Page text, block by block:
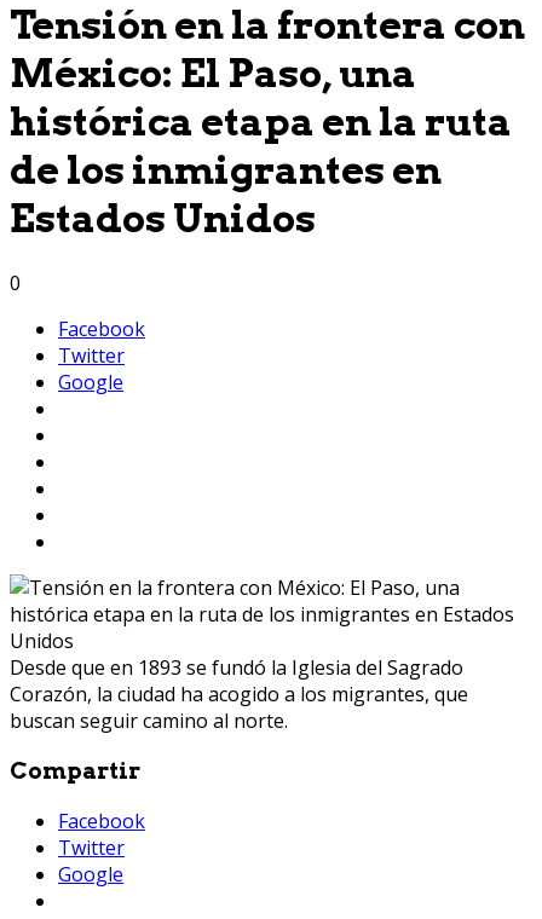
Tensión en la frontera con
México: El Paso, una
histórica etapa en la ruta
de los inmigrantes en
Estados Unidos
0
Facebook
Twitter
Google
Desde que en 1893 se fundó la Iglesia del Sagrado
Corazón, la ciudad ha acogido a los migrantes, que
buscan seguir camino al norte.
Compartir
Facebook
Twitter
Google